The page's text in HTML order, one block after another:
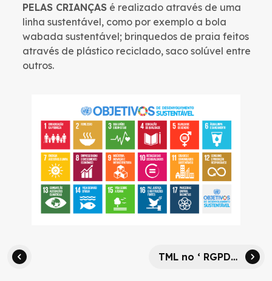
PELAS CRIANÇAS é realizado através de uma
linha sustentável, como por exemplo a bola
wabada sustentável; brinquedos de praia feitos
através de plástico reciclado, saco solúvel entre
outros.
TML no ‘ RGPD, Estratégias para gerir a Privacidade de Dados e os Riscos de Segurança’